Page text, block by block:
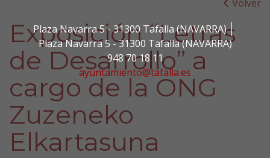
Plaza Navarra 5 - 31300 Tafalla (NAVARRA)
Plaza Navarra 5 - 31300 Tafalla (NAVARRA)
948 70 18 11
ayuntamiento@tafalla.es
Volver
Exposición “Letras
de Desarrollo” a
cargo de la ONG
Zuzeneko
Elkartasuna